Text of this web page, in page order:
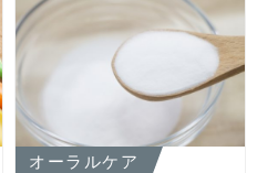
オーラルケア